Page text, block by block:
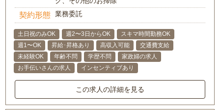
契約形態 業務委託
土日祝のみOK 週2〜3日からOK
スキマ時間勤務OK
週1〜OK
昇給･昇格あり 高収入可能
交通費支給
未経験OK
年齢不問 学歴不問
家政婦の求人
お手伝いさんの求人
インセンティブあり
この求人の詳細を見る